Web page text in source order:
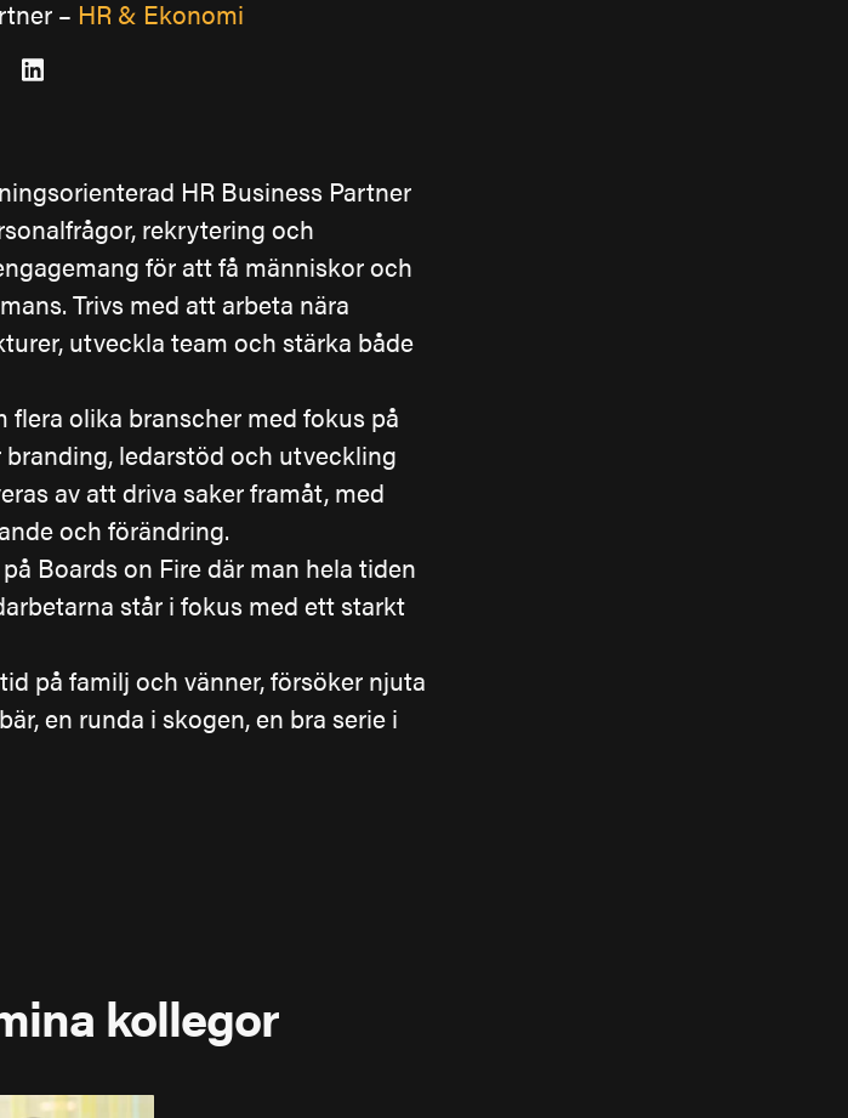
– HR & Ekonomi
HR Business Partner
rekrytering och
för att få människor och
Trivs med att arbeta nära
utveckla team och stärka både
olika branscher med fokus på
ledarstöd och utveckling
av att driva saker framåt, med
och förändring.
Boards on Fire där man hela tiden
står i fokus med ett starkt
på familj och vänner, försöker njuta
en runda i skogen, en bra serie i
kollegor